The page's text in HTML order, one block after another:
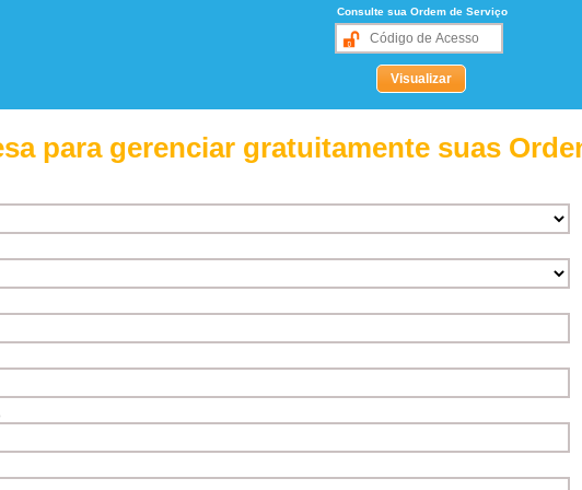
Consulte sua Ordem de Serviço
para gerenciar gratuitamente suas